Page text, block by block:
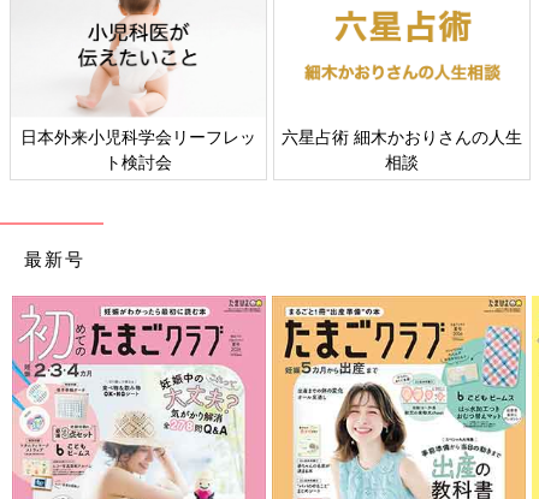
日本外来小児科学会リーフレッ
ト検討会
六星占術 細木かおりさんの人生
相談
最新号